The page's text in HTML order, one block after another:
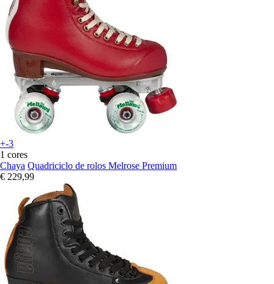
+-3
1 cores
Chaya Quadriciclo de rolos Melrose Premium
€ 229,99